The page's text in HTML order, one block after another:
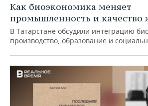
Как биоэкономика меняет
промышленность и качество
В Татарстане обсудили интеграцию
производство, образование и